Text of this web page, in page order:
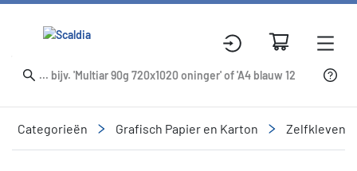
Categorieën Grafisch Papier en Karton Zelfklevend